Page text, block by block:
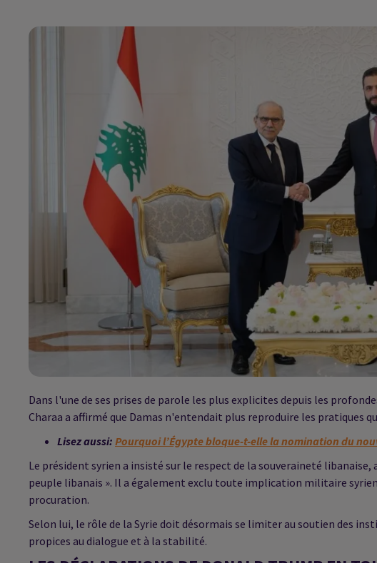
Dans l'une de ses prises de parole les plus explicites depuis les
Charaa a affirmé que Damas n'entendait plus reproduire les pratiques
Lisez aussi: Pourquoi l’Égypte bloque-t-elle la nomination du
Le président syrien a insisté sur le respect de la souveraineté
peuple libanais ». Il a également exclu toute implication militaire
procuration.
Selon lui, le rôle de la Syrie doit désormais se limiter au soutien des
propices au dialogue et à la stabilité.